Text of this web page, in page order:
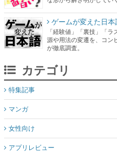
ゲームが変えた日本
「経験値」「裏技」「
源や用法の変遷を、コン
が徹底調査。
カテゴリ
特集記事
マンガ
女性向け
アプリレビュー